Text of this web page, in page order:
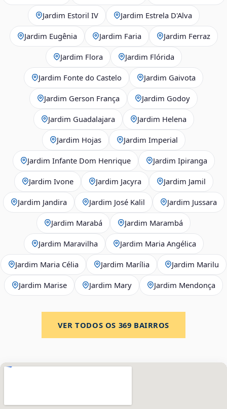
Jardim Estoril IV Jardim Estrela D'Alva
Jardim Eugênia Jardim Faria Jardim Ferraz
Jardim Flora Jardim Flórida
Jardim Fonte do Castelo Jardim Gaivota
Jardim Gerson França Jardim Godoy
Jardim Guadalajara Jardim Helena
Jardim Hojas Jardim Imperial
Jardim Infante Dom Henrique Jardim Ipiranga
Jardim Ivone Jardim Jacyra Jardim Jamil
Jardim Jandira Jardim José Kalil Jardim Jussara
Jardim Marabá Jardim Marambá
Jardim Maravilha Jardim Maria Angélica
Jardim Maria Célia Jardim Marília Jardim Marilu
Jardim Marise Jardim Mary Jardim Mendonça
VER TODOS OS 369 BAIRROS